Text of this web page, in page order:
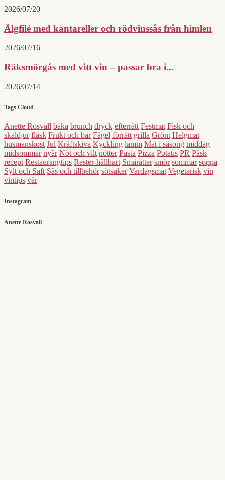
2026/07/20
Älgfilé med kantareller och rödvinssås från himlen
2026/07/16
Räksmörgås med vitt vin – passar bra i...
2026/07/14
Tags Cloud
Anette Rosvall baka brunch dryck efterrätt Festmat Fisk och
skaldjur fläsk Frukt och bär Fågel förrätt grilla Grönt Helgmat
husmanskost Jul Kräftskiva Kyckling lamm Mat i säsong middag
midsommar nyår Nöt och vilt nötter Pasta Pizza Potatis PR Påsk
recept Restaurangtips Rester-hållbart Smårätter smör sommar soppa
Sylt och Saft Sås och tillbehör sötsaker Vardagsmat Vegetarisk vin
vintips vår
Instagram
Anette Rosvall